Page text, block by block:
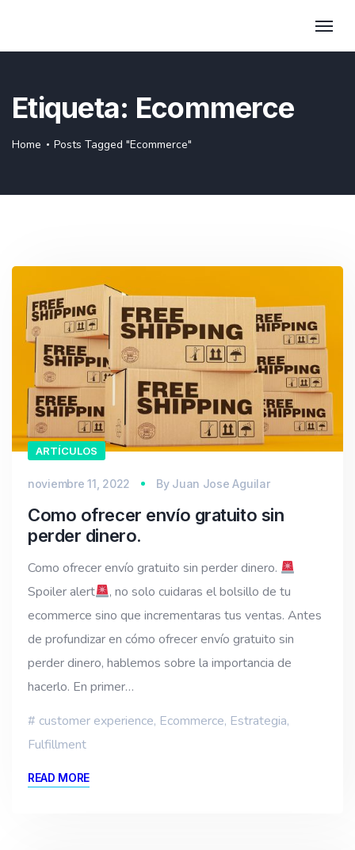
Etiqueta: Ecommerce
Home Posts Tagged "Ecommerce"
ARTÍCULOS
noviembre 11, 2022 By Juan Jose Aguilar
Como ofrecer envío gratuito sin
perder dinero.
Como ofrecer envío gratuito sin perder dinero.
Spoiler alert
, no solo cuidaras el bolsillo de tu
ecommerce sino que incrementaras tus ventas. Antes
de profundizar en cómo ofrecer envío gratuito sin
perder dinero, hablemos sobre la importancia de
hacerlo. En primer…
customer experience, Ecommerce, Estrategia,
Fulfillment
READ MORE